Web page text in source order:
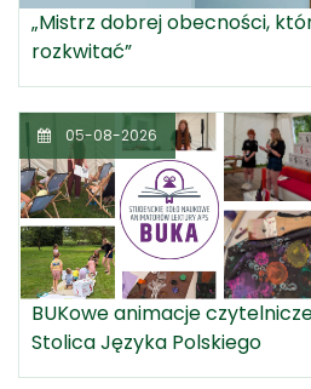
„Mistrz dobrej obecności,
rozkwitać”
05-08-2026
BUKowe animacje
Stolica Języka Polskiego